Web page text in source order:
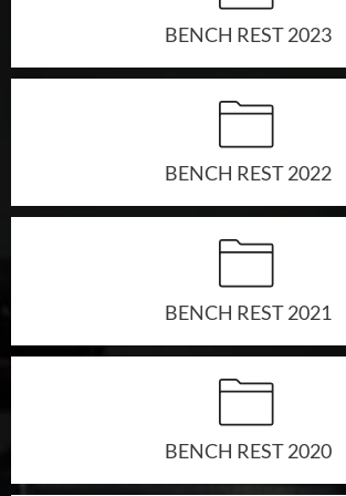
Archivio gruppi di merito
Staff medico
ATLETI AZZURRI
DISCIPLINE NON
Bench Rest
Production
BENCH REST 2023
BENCH REST 2022
BENCH REST 2021
BENCH REST 2020